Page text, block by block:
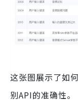
这张图展示了如
别API的准确性。